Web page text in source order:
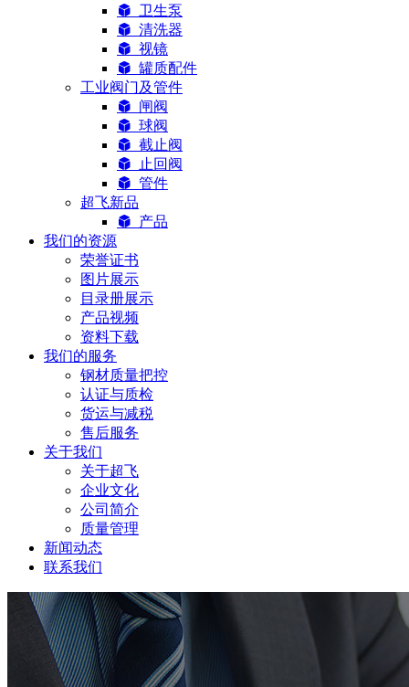
卫生泵
清洗器
视镜
罐质配件
工业阀门及管件
闸阀
球阀
截止阀
止回阀
管件
超飞新品
产品
我们的资源
荣誉证书
图片展示
目录册展示
产品视频
资料下载
我们的服务
钢材质量把控
认证与质检
货运与减税
售后服务
关于我们
关于超飞
企业文化
公司简介
质量管理
新闻动态
联系我们